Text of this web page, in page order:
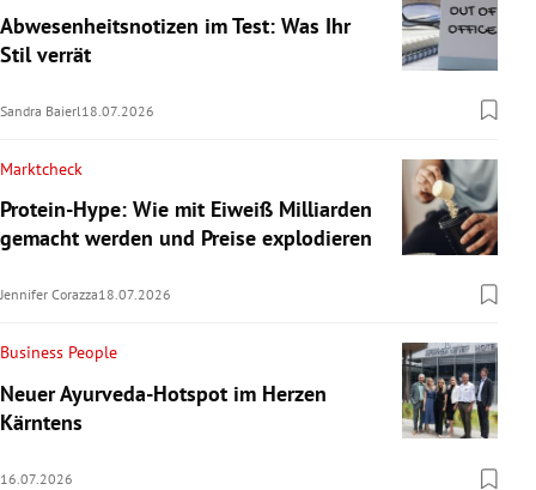
Abwesenheitsnotizen im Test: Was Ihr
Stil verrät
Sandra Baierl 18.07.2026
Marktcheck
Protein-Hype: Wie mit Eiweiß Milliarden
gemacht werden und Preise explodieren
Jennifer Corazza18.07.2026
Business People
Neuer Ayurveda-Hotspot im Herzen
Kärntens
16.07.2026